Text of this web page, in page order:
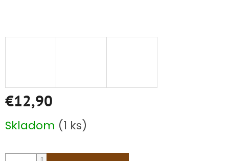
€12,90
cena:
Skladom (1 ks)